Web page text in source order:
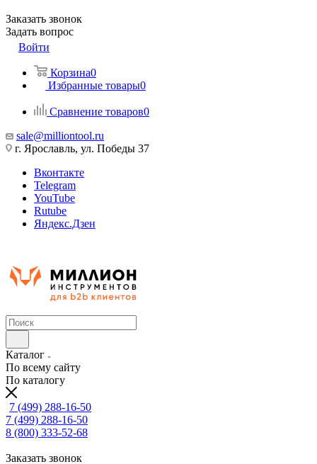
Заказать звонок
Задать вопрос
Войти
Корзина0
Избранные товары0
Сравнение товаров0
sale@milliontool.ru
г. Ярославль, ул. Победы 37
Вконтакте
Telegram
YouTube
Rutube
Яндекс.Дзен
Каталог
По всему сайту
По каталогу
7 (499) 288-16-50
7 (499) 288-16-50
8 (800) 333-52-68
Заказать звонок